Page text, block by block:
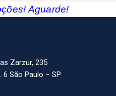
Aguarde!
Zarzur, 235
São Paulo – SP